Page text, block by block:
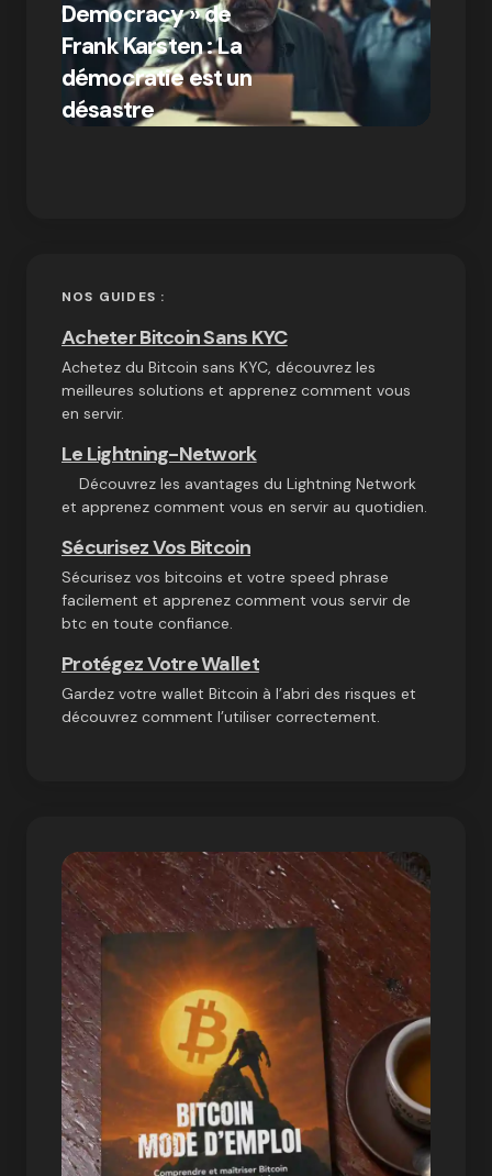
Democracy » de
Frank Karsten : La
démocratie est un
désastre
par Ines Aissani
on 03/10/2024
NOS GUIDES :
Acheter Bitcoin Sans KYC
Achetez du Bitcoin sans KYC, découvrez les
meilleures solutions et apprenez comment vous
en servir.
Le Lightning-Network
Découvrez les avantages du Lightning Network
et apprenez comment vous en servir au quotidien.
Sécurisez Vos Bitcoin
Sécurisez vos bitcoins et votre speed phrase
facilement et apprenez comment vous servir de
btc en toute confiance.
Protégez Votre Wallet
Gardez votre wallet Bitcoin à l’abri des risques et
découvrez comment l’utiliser correctement.